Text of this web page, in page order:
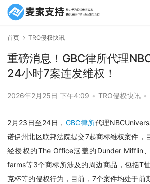
首页 TRO侵权快讯
重磅消息！GBC律所代理
24小时7案连发维权！
2026年2月25日 下午4:09 • TRO侵权快讯 •
2月23日至24日， GBC律所代理
诺伊州北区联邦法院提交7起商标维权案件，
经授权的The Office涵盖的Dunder Mifflin
farms等3个商标所涉及的周边商品，包括T
克杯等的侵权行为，目前，7个案件均处于前